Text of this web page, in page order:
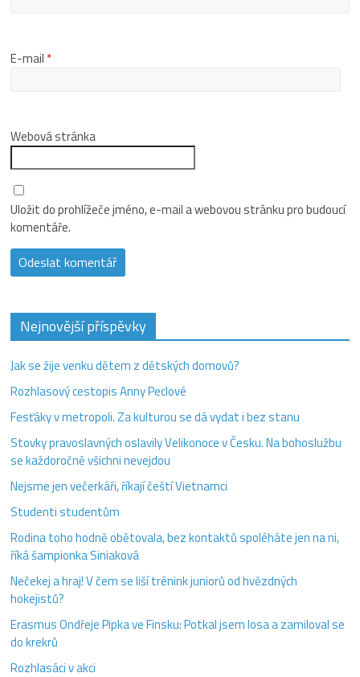
E-mail *
Webová stránka
Uložit do prohlížeče jméno, e-mail a webovou stránku pro budoucí
komentáře.
Nejnovější příspěvky
Jak se žije venku dětem z dětských domovů?
Rozhlasový cestopis Anny Peclové
Fesťáky v metropoli. Za kulturou se dá vydat i bez stanu
Stovky pravoslavných oslavily Velikonoce v Česku. Na bohoslužbu
se každoročně všichni nevejdou
Nejsme jen večerkáři, říkají čeští Vietnamci
Studenti studentům
Rodina toho hodně obětovala, bez kontaktů spoléháte jen na ni,
říká šampionka Siniaková
Nečekej a hraj! V čem se liší trénink juniorů od hvězdných
hokejistů?
Erasmus Ondřeje Pipka ve Finsku: Potkal jsem losa a zamiloval se
do krekrů
Rozhlasáci v akci